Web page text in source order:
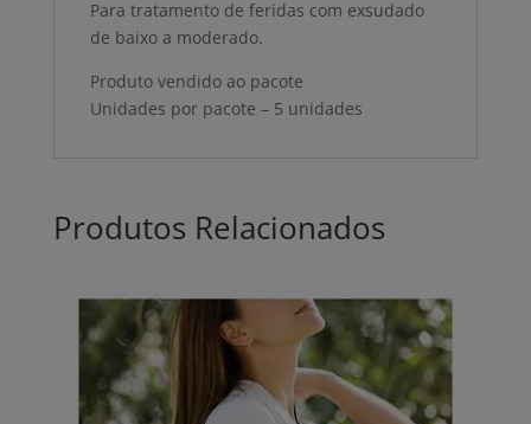
Para tratamento de feridas com exsudado
de baixo a moderado.
Produto vendido ao pacote
Unidades por pacote – 5 unidades
Produtos Relacionados